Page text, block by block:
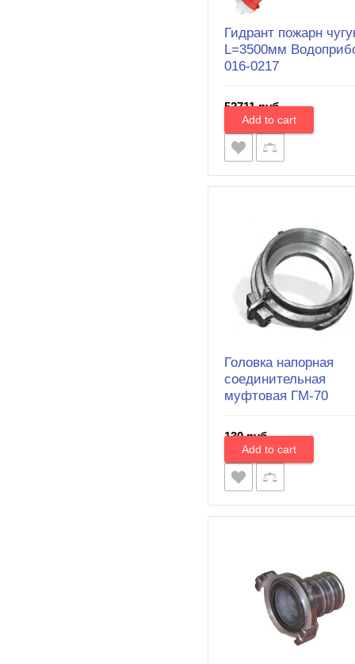
Гидрант пожарн
L=3500мм
016-0217
52711 руб.
Головка напорная
соединительная
муфтовая ГМ-70
130 руб.